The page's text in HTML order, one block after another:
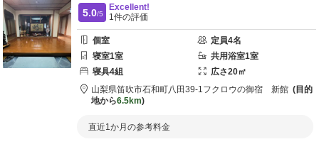
5.0/5
Excellent!
1件の評価
個室 定員4名
寝室1室 共用浴室1室
寝具4組 広さ20㎡
山梨県笛吹市石和町八田39-1フクロウの御宿 新館
目的
地から6.5km
直近1か月の参考料金